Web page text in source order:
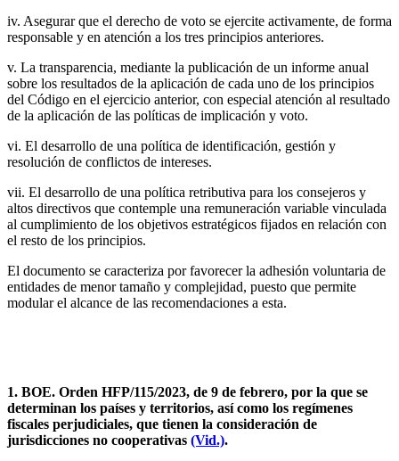
iv. Asegurar que el derecho de voto se ejercite activamente, de forma
responsable y en atención a los tres principios anteriores.
v. La transparencia, mediante la publicación de un informe anual
sobre los resultados de la aplicación de cada uno de los principios
del Código en el ejercicio anterior, con especial atención al resultado
de la aplicación de las políticas de implicación y voto.
vi. El desarrollo de una política de identificación, gestión y
resolución de conflictos de intereses.
vii. El desarrollo de una política retributiva para los consejeros y
altos directivos que contemple una remuneración variable vinculada
al cumplimiento de los objetivos estratégicos fijados en relación con
el resto de los principios.
El documento se caracteriza por favorecer la adhesión voluntaria de
entidades de menor tamaño y complejidad, puesto que permite
modular el alcance de las recomendaciones a esta.
1. BOE. Orden HFP/115/2023, de 9 de febrero, por la que se
determinan los países y territorios, así como los regímenes
fiscales perjudiciales, que tienen la consideración de
jurisdicciones no cooperativas (Vid.).